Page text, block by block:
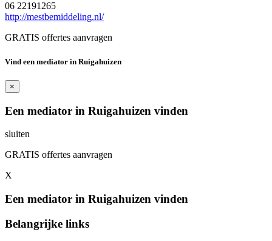
06 22191265
http://mestbemiddeling.nl/
GRATIS offertes aanvragen
Vind een mediator in Ruigahuizen
×
Een mediator in Ruigahuizen vinden
sluiten
GRATIS offertes aanvragen
X
Een mediator in Ruigahuizen vinden
Belangrijke links